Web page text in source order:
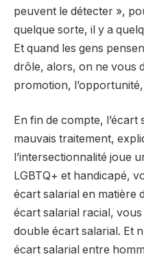
peuvent le détecter »,
quelque sorte, il y a
Et quand les gens
drôle, alors, on ne vous
promotion,
En fin de compte, l’écart
mauvais traitement,
l’intersectionnalité joue
LGBTQ+ et handicapé,
écart salarial en matière
écart salarial racial,
double écart salarial. Et
écart salarial entre